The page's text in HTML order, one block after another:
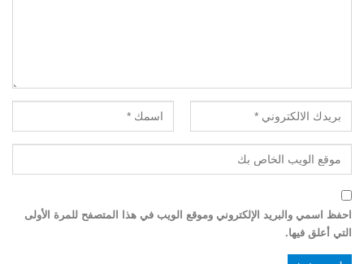
احفظ اسمي والبريد الإلكتروني وموقع الويب في هذا المتصفح للمرة الأولى
التي أعلق فيها.